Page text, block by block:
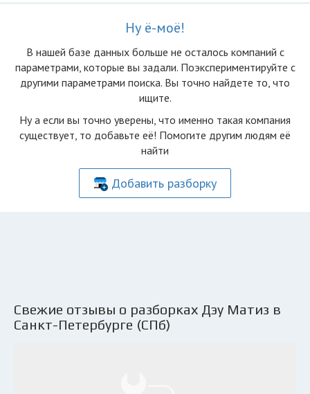
Ну ё-моё!
В нашей базе данных больше не осталоcь компаний с
параметрами, которые вы задали. Поэкспериментируйте с
другими параметрами поиска. Вы точно найдете то, что
ищите.
Ну а если вы точно уверены, что именно такая компания
существует, то добавьте её! Помогите другим людям её
найти
Добавить разборку
Свежие отзывы о разборках Дэу Матиз в
Санкт-Петербурге (СПб)